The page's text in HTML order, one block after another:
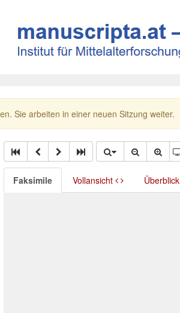
Sie arbeiten in einer neuen Sitzung weiter.
Faksimile Vollansicht Überblick